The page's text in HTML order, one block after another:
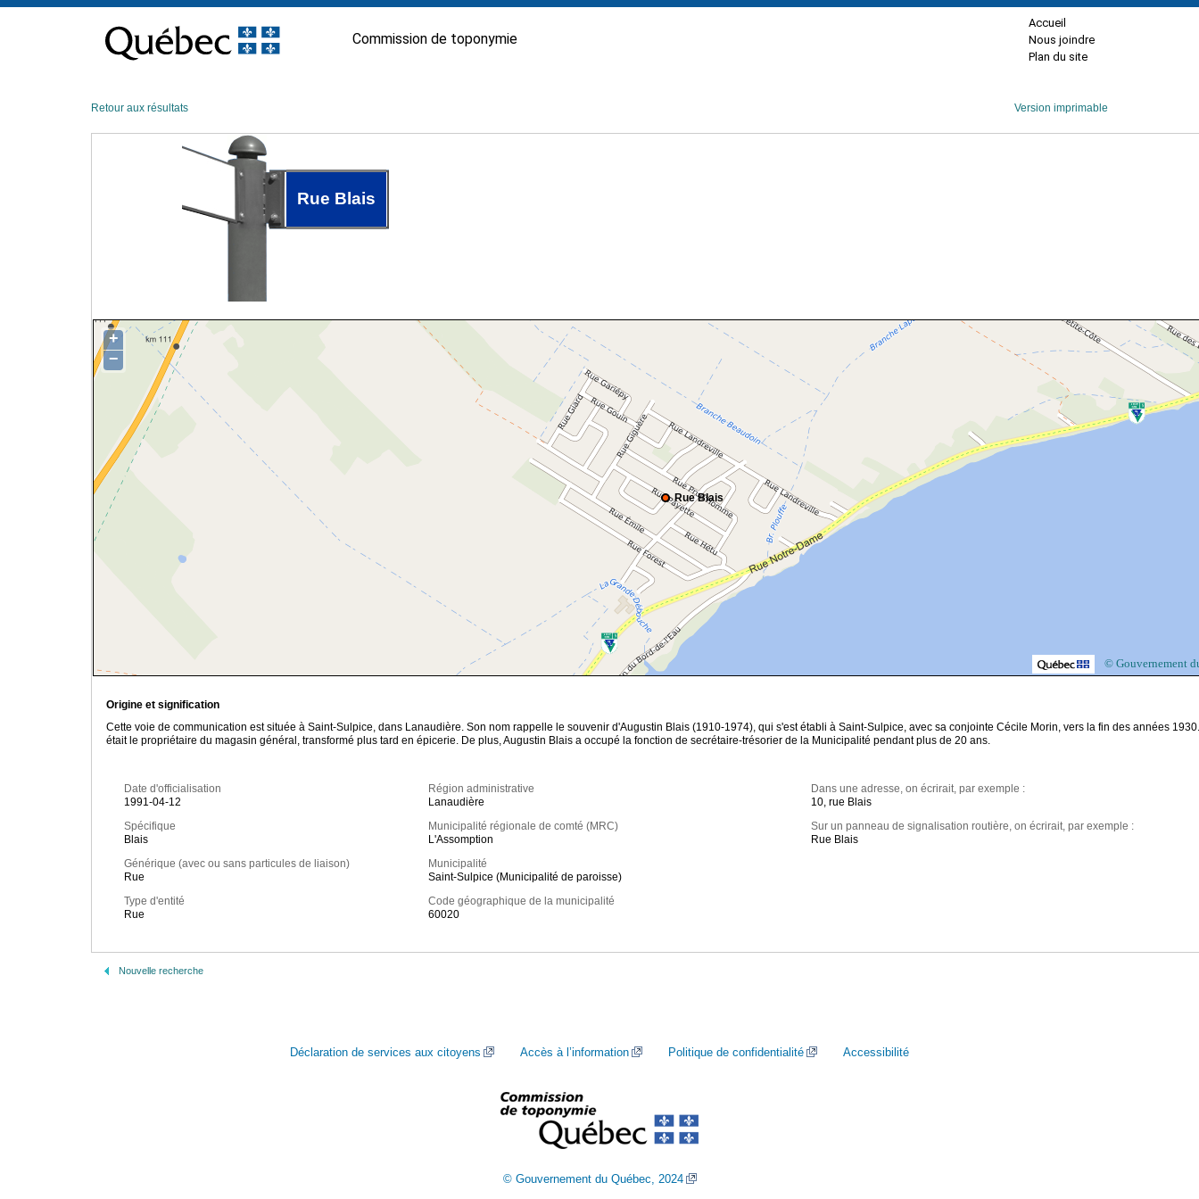
contenu
Commission de toponymie
Accueil
Nous joindre
Plan du site
Retour aux résultats Version imprimable
Rue Blais
Rue Blais
+
−
© Gouvernement
Origine et signification
Cette voie de communication est située à Saint-Sulpice, dans Lanaudière. Son nom rappelle le souvenir d'Augustin Blais (1910-1974), qui s'est établi à Saint-Sulpice, avec sa conjointe Cécile Morin, vers la fin des années
était le propriétaire du magasin général, transformé plus tard en épicerie. De plus, Augustin Blais a occupé la fonction de secrétaire-trésorier de la Municipalité pendant plus de 20 ans.
Date d'officialisation
1991-04-12
Spécifique
Blais
Générique (avec ou sans particules de liaison)
Rue
Type d'entité
Rue
Région administrative
Lanaudière
Municipalité régionale de comté (MRC)
L'Assomption
Municipalité
Saint-Sulpice (Municipalité de paroisse)
Code géographique de la municipalité
60020
Dans une adresse, on écrirait, par exemple :
10, rue Blais
Sur un panneau de signalisation routière, on écrirait, par exemple :
Rue Blais
Nouvelle recherche
Déclaration de services aux citoyens Accès à l’information Politique de confidentialité Accessibilité
© Gouvernement du Québec, 2024